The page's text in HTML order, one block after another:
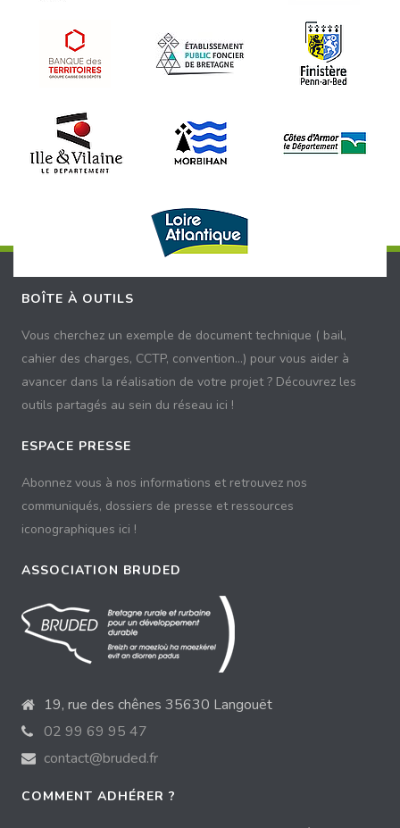
BOÎTE À OUTILS
Vous cherchez un exemple de document technique ( bail,
cahier des charges, CCTP, convention...) pour vous aider à
avancer dans la réalisation de votre projet ? Découvrez les
outils partagés au sein du réseau ici !
ESPACE PRESSE
Abonnez vous à nos informations et retrouvez nos
communiqués, dossiers de presse et ressources
iconographiques ici !
ASSOCIATION BRUDED
19, rue des chênes 35630 Langouët
02 99 69 95 47
contact@bruded.fr
COMMENT ADHÉRER ?